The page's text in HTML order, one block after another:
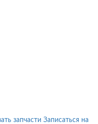
запчасти Записаться на